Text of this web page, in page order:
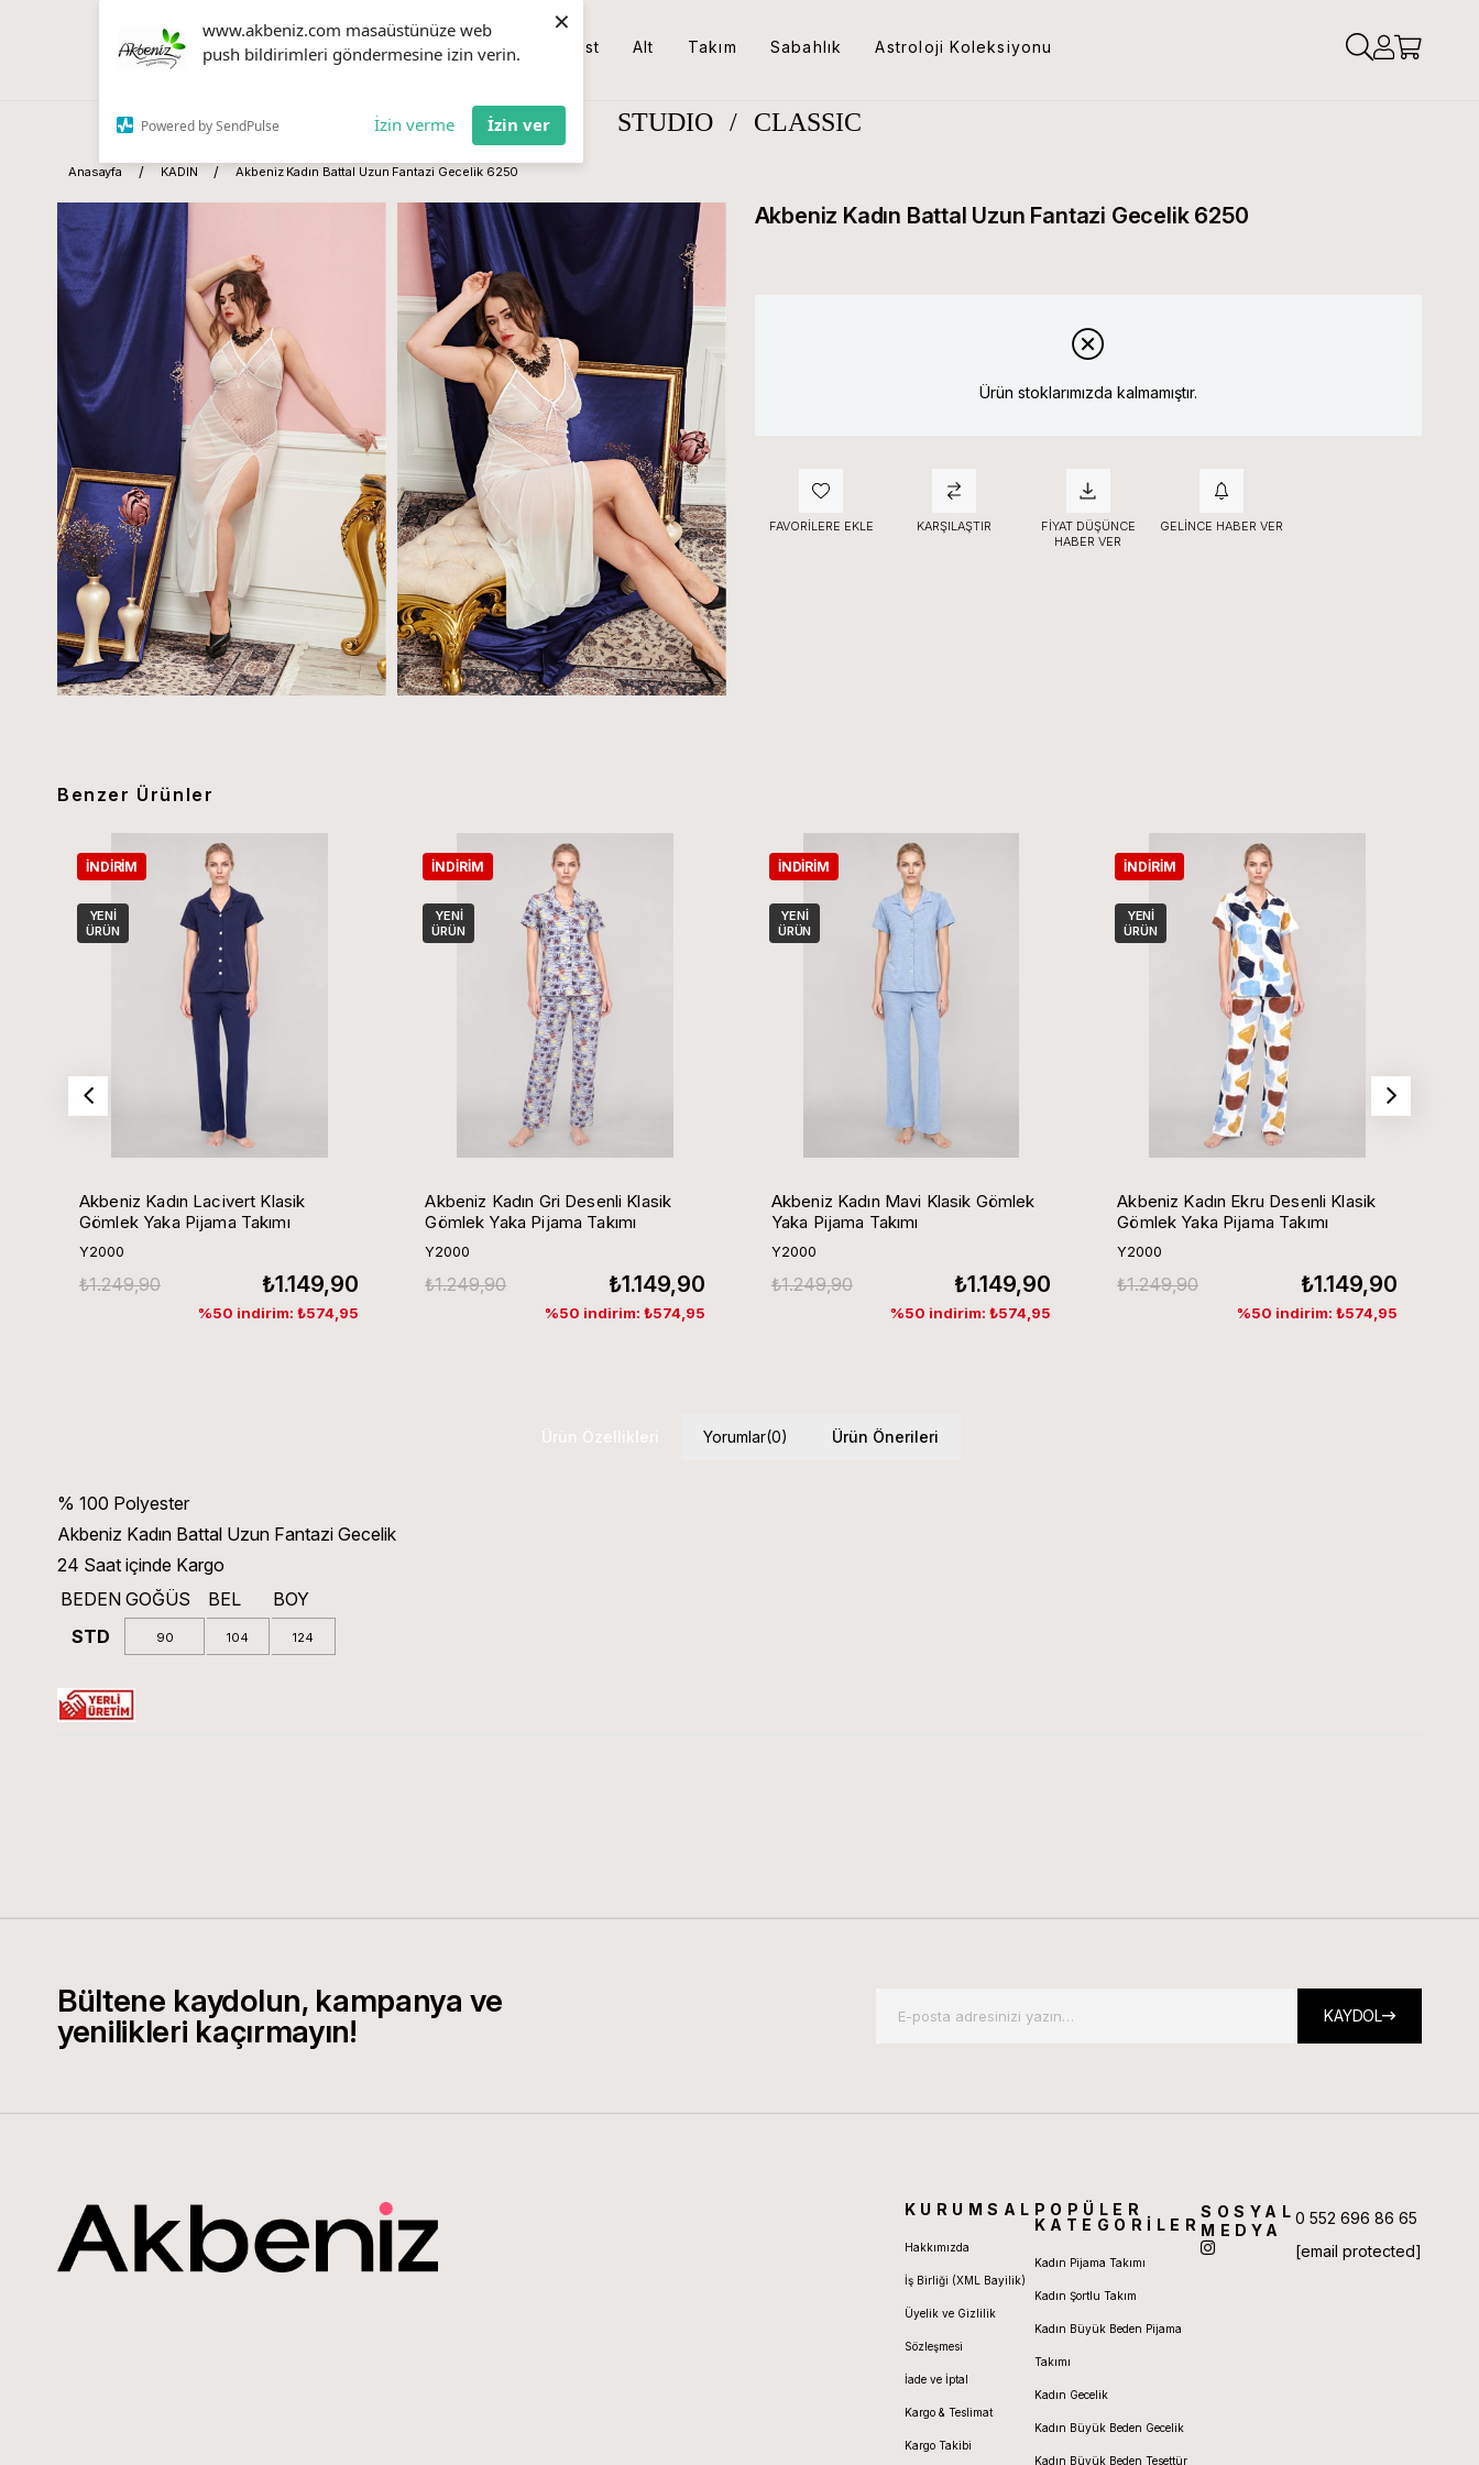
www.akbeniz.com masaüstünüze web
push bildirimleri göndermesine izin verin.
Powered by SendPulse İzin verme İzin ver
×
Üst Alt Takım Sabahlık Astroloji Koleksiyonu
STUDIO / CLASSIC
Anasayfa KADIN Akbeniz Kadın Battal Uzun Fantazi Gecelik 6250
Akbeniz Kadın Battal Uzun Fantazi Gecelik 6250
Ürün stoklarımızda kalmamıştır.
FAVORILERE EKLE KARŞILAŞTIR
FIYAT DÜŞÜNCE
HABER VER
GELINCE HABER VER
Benzer Ürünler
Akbeniz Kadın Lacivert Klasik
Gömlek Yaka Pijama Takımı
Y2000
₺1.149,90
₺1.249,90
%50 indirim: ₺574,95
İNDIRIM
YENI
ÜRÜN
Akbeniz Kadın Gri Desenli Klasik
Gömlek Yaka Pijama Takımı
Y2000
₺1.149,90
₺1.249,90
%50 indirim: ₺574,95
İNDIRIM
YENI
ÜRÜN
Akbeniz Kadın Mavi Klasik Gömlek
Yaka Pijama Takımı
Y2000
₺1.149,90
₺1.249,90
%50 indirim: ₺574,95
İNDIRIM
YENI
ÜRÜN
Akbeniz Kadın Ekru Desenli Klasik
Gömlek Yaka Pijama Takımı
Y2000
₺1.149,90
₺1.249,90
%50 indirim: ₺574,95
İNDIRIM
YENI
ÜRÜN
Ürün Özellikleri Yorumlar(0) Ürün Önerileri
% 100 Polyester
Akbeniz Kadın Battal Uzun Fantazi Gecelik
24 Saat içinde Kargo
BEDEN GOĞÜS BEL
BOY
STD
90 104 124
Bültene kaydolun, kampanya ve
yenilikleri kaçırmayın!
KAYDOL
KURUMSAL
Hakkımızda
İş Birliği (XML Bayilik)
Üyelik ve Gizlilik
Sözleşmesi
İade ve İptal
Kargo & Teslimat
Kargo Takibi
POPÜLER
KATEGORİLER
Kadın Pijama Takımı
Kadın Şortlu Takım
Kadın Büyük Beden Pijama
Takımı
Kadın Gecelik
Kadın Büyük Beden Gecelik
Kadın Büyük Beden Tesettür
SOSYAL
MEDYA
0 552 696 86 65
[email protected]